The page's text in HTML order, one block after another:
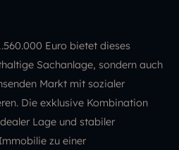
Euro bietet dieses
Sachanlage, sondern auch
Markt mit sozialer
Die exklusive Kombination
Lage und stabiler
zu einer